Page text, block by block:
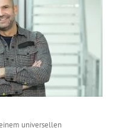
universellen